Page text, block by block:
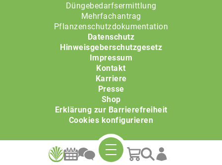
Düngebedarfsermittlung
Mehrfachantrag
Pflanzenschutzdokumentation
Datenschutz
Hinweisgeberschutzgesetz
Impressum
Kontakt
Karriere
Presse
Shop
Erklärung zur Barrierefreiheit
Cookies konfigurieren